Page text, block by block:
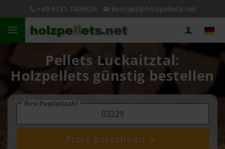
+49 8731 7409626 kontakt@holzpellets.net
Pellets Luckaitztal:
Holzpellets günstig bestellen
Ihre Postleitzahl
Preis berechnen